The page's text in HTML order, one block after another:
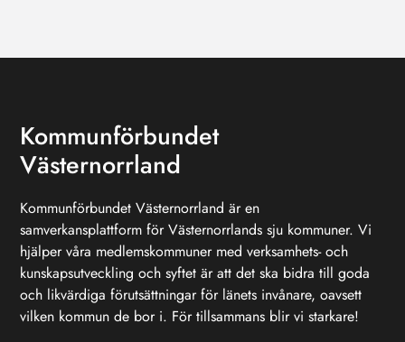
Kommunförbundet
Västernorrland
Kommunförbundet Västernorrland är en
samverkansplattform för Västernorrlands sju kommuner. Vi
hjälper våra medlemskommuner med verksamhets- och
kunskapsutveckling och syftet är att det ska bidra till goda
och likvärdiga förutsättningar för länets invånare, oavsett
vilken kommun de bor i. För tillsammans blir vi starkare!